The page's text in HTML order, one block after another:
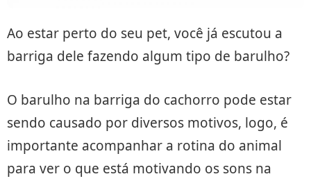
Ao estar perto do seu pet, você já escutou a
barriga dele fazendo algum tipo de barulho?
O barulho na barriga do cachorro pode estar
sendo causado por diversos motivos, logo, é
importante acompanhar a rotina do animal
para ver o que está motivando os sons na